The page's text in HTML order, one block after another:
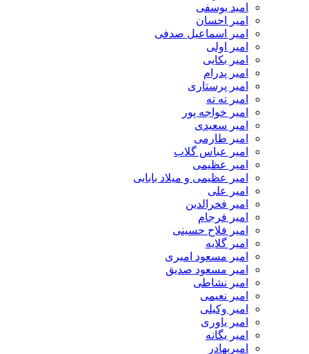
امید یوسفی
امیر احسان
امیر اسماعیل صدفی
امیر اولی
امیر بکایی
امیر پدرام
امیر پرستاری
امیر ته ته
امیر خواجه پور
امیر سعیدی
امیر طارمی
امیر عباس گلاب
امیر عظیمی
امیر عظیمی و میلاد بابایی
امیر علی
امیر فخرالدین
امیر فرجام
امیر فلاح حسینی
امیر گلایه
امیر مسعود امیری
امیر مسعود صدیق
امیر نشاطی
امیر نعیمی
امیر وکیلی
امیر یاوری
امیر یگانه
امیربهادر